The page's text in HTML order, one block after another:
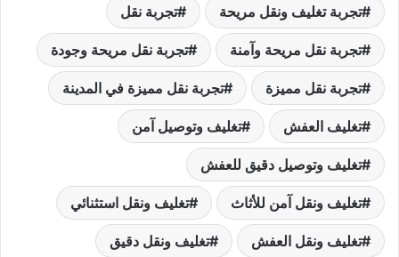
تجربة تغليف ونقل مريحة تجربة نقل
تجربة نقل مريحة وآمنة تجربة نقل مريحة وجودة
تجربة نقل مميزة تجربة نقل مميزة في المدينة
تغليف العفش تغليف وتوصيل آمن
تغليف وتوصيل دقيق للعفش
تغليف ونقل آمن للأثاث تغليف ونقل استثنائي
تغليف ونقل العفش تغليف ونقل دقيق